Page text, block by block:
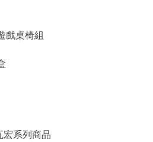
戲桌椅組
宏系列商品